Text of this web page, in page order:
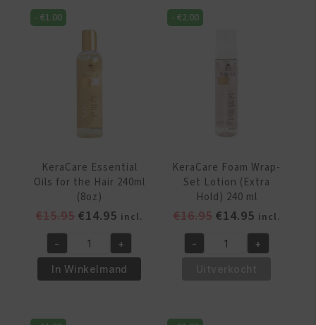
the
Hair
-€1.00
KeraCare Essential
Oils for the Hair 240ml
(8oz)
€15.95 Oorspronkelijke
was:
€15.95.
€14.95 Huidige
prijs
is:
€14.95.
incl.
KeraCare
Essential
Oils
the
- +
In Winkelmand
-€2.00
KeraCare Foam Wrap-
Set Lotion (Extra
Hold) 240 ml
€16.95 Oorspronkelijke
was:
€14.95Huidige
prijs
is:
incl.
KeraCare
Lotion
- +